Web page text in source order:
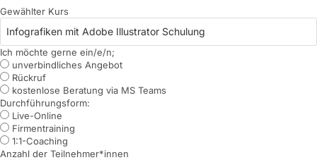
Gewählter Kurs
Ich möchte gerne ein/e/n;
unverbindliches Angebot
Rückruf
kostenlose Beratung via MS Teams
Durchführungsform:
Live-Online
Firmentraining
1:1-Coaching
Anzahl der Teilnehmer*innen